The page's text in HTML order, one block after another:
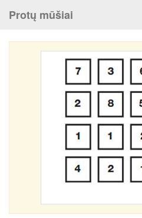
Protų mūšiai